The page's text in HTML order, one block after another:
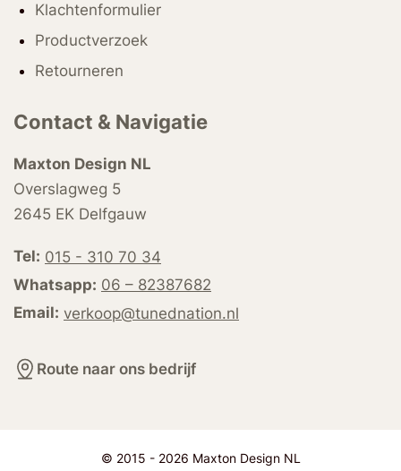
Klachtenformulier
Productverzoek
Retourneren
Contact & Navigatie
Maxton Design NL
Overslagweg 5
2645 EK Delfgauw
Tel: 015 - 310 70 34
Whatsapp: 06 – 82387682
Email: verkoop@tunednation.nl
Route naar ons bedrijf
© 2015 - 2026 Maxton Design NL